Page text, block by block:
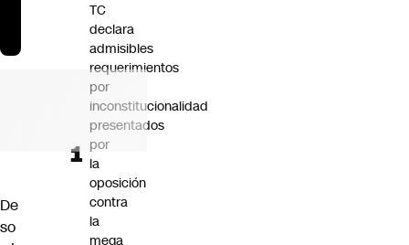
De
so
TC
declara
admisibles
requerimientos
por
inconstitucionalidad
presentados
por
la
oposición
contra
la
mega